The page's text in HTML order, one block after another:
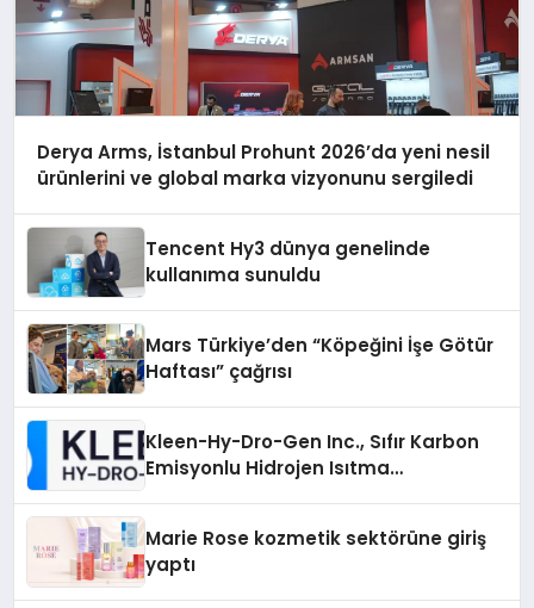
Derya Arms, İstanbul Prohunt 2026’da yeni nesil
ürünlerini ve global marka vizyonunu sergiledi
Tencent Hy3 dünya genelinde
kullanıma sunuldu
Mars Türkiye’den “Köpeğini İşe Götür
Haftası” çağrısı
Kleen-Hy-Dro-Gen Inc., Sıfır Karbon
Emisyonlu Hidrojen Isıtma
Marie Rose kozmetik sektörüne giriş
yaptı